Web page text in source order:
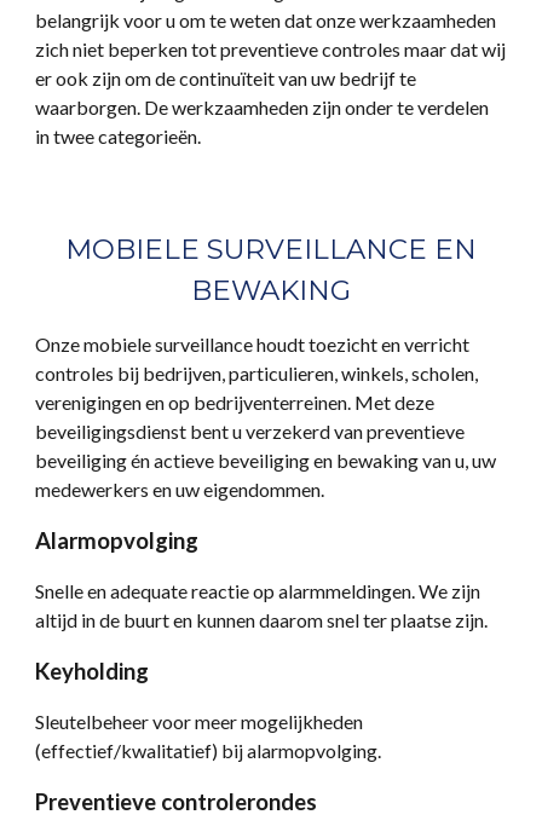
belangrijk voor u om te weten dat onze werkzaamheden
zich niet beperken tot preventieve controles maar dat wij
er ook zijn om de continuïteit van uw bedrijf te
waarborgen. De werkzaamheden zijn onder te verdelen
in twee categorieën.
MOBIELE SURVEILLANCE EN
BEWAKING
Onze mobiele surveillance houdt toezicht en verricht
controles bij bedrijven, particulieren, winkels, scholen,
verenigingen en op bedrijventerreinen. Met deze
beveiligingsdienst bent u verzekerd van preventieve
beveiliging én actieve beveiliging en bewaking van u, uw
medewerkers en uw eigendommen.
Alarmopvolging
Snelle en adequate reactie op alarmmeldingen. We zijn
altijd in de buurt en kunnen daarom snel ter plaatse zijn.
Keyholding
Sleutelbeheer voor meer mogelijkheden
(effectief/kwalitatief) bij alarmopvolging.
Preventieve controlerondes